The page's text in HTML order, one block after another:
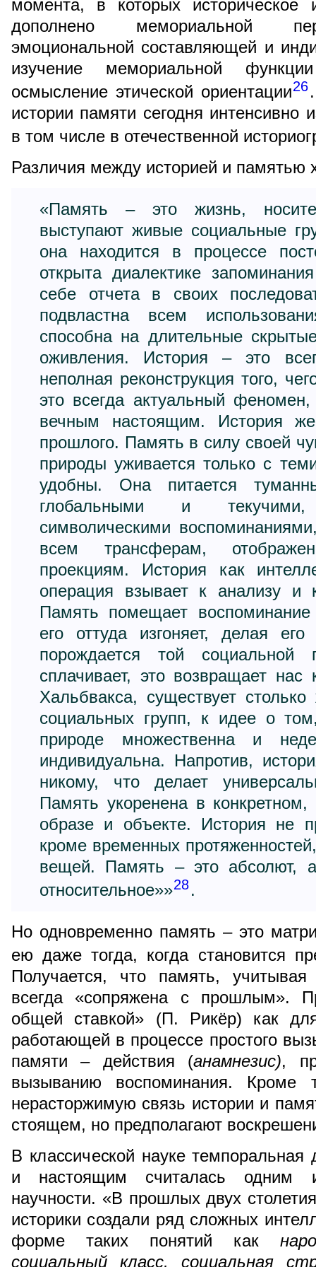
момента, в которых историческое
дополнено мемориальной
эмоциональной составляющей и
изучение мемориальной
осмысление этической ориентации26
истории памяти сегодня интенсивно
в том числе в отечественной
Различия между историей и
«Память – это жизнь,
выступают живые социальные
она находится в процессе
открыта диалектике
себе отчета в своих
подвластна всем
способна на длительные
оживления. История – это
неполная реконструкция того,
это всегда актуальный
вечным настоящим. История
прошлого. Память в силу своей
природы уживается только с
удобны. Она питается
глобальными и
символическими
всем трансферам,
проекциям. История как
операция взывает к анализу и
Память помещает
его оттуда изгоняет, делая
порождается той социальной
сплачивает, это возвращает
Хальбвакса, существует
социальных групп, к идее о
природе множественна и
индивидуальна. Напротив,
никому, что делает
Память укоренена в
образе и объекте. История не
кроме временных
вещей. Память – это абсолют, а
относительное»»28.
Но одновременно память – это
ею даже тогда, когда становится
Получается, что память,
всегда «сопряжена с прошлым».
общей ставкой» (П. Рикёр) как
работающей в процессе простого
памяти – действия (анамнезис),
вызыванию воспоминания. Кроме
нерасторжимую связь истории и
стоящем, но предполагают
В классической науке
и настоящим считалась одним
научности. «В прошлых двух
историки создали ряд сложных
форме таких понятий как
социальный класс, социальная